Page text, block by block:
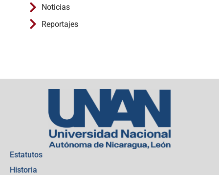
Noticias
Reportajes
Estatutos
Historia